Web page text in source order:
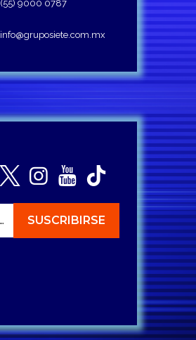
(55) 9000 0787
info@gruposiete.com.mx